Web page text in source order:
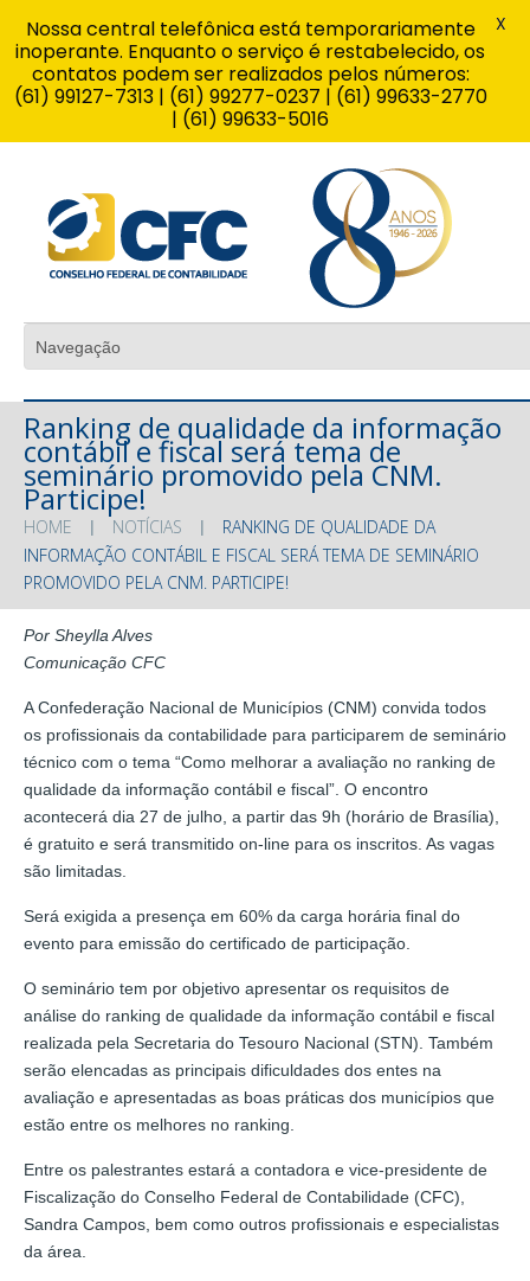
Ranking de qualidade da informação
contábil e fiscal será tema de
seminário promovido pela CNM.
Participe!
HOME NOTÍCIAS
RANKING DE QUALIDADE DA
INFORMAÇÃO CONTÁBIL E FISCAL SERÁ TEMA DE SEMINÁRIO
PROMOVIDO PELA CNM. PARTICIPE!
Por Sheylla Alves
Comunicação CFC
A Confederação Nacional de Municípios (CNM) convida todos
os profissionais da contabilidade para participarem de seminário
técnico com o tema “Como melhorar a avaliação no ranking de
qualidade da informação contábil e fiscal”. O encontro
acontecerá dia 27 de julho, a partir das 9h (horário de Brasília),
é gratuito e será transmitido on-line para os inscritos. As vagas
são limitadas.
Será exigida a presença em 60% da carga horária final do
evento para emissão do certificado de participação.
O seminário tem por objetivo apresentar os requisitos de
análise do ranking de qualidade da informação contábil e fiscal
realizada pela Secretaria do Tesouro Nacional (STN). Também
serão elencadas as principais dificuldades dos entes na
avaliação e apresentadas as boas práticas dos municípios que
estão entre os melhores no ranking.
Entre os palestrantes estará a contadora e vice-presidente de
Fiscalização do Conselho Federal de Contabilidade (CFC),
Sandra Campos, bem como outros profissionais e especialistas
da área.
Nossa central telefônica está temporariamente
inoperante. Enquanto o serviço é restabelecido, os
contatos podem ser realizados pelos números:
(61) 99127-7313 | (61) 99277-0237 | (61) 99633-2770
| (61) 99633-5016
X